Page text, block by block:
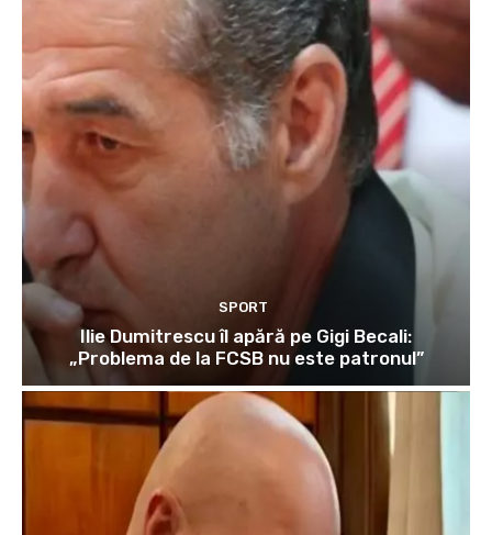
SPORT
Ilie Dumitrescu îl apără pe Gigi Becali:
„Problema de la FCSB nu este patronul”